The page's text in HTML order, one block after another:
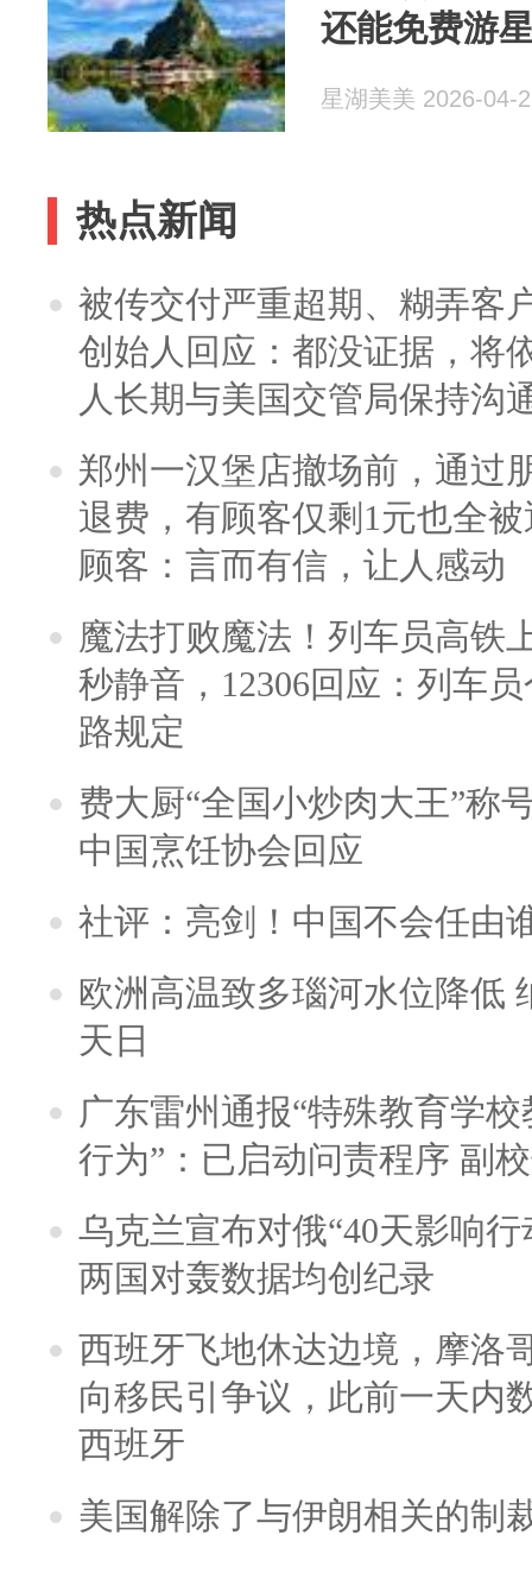
还能免费游
星湖美美 2026-04-
热点新闻
被传交付严重超期、糊弄客
创始人回应：都没证据，将
人长期与美国交管局保持沟
郑州一汉堡店撤场前，通过
退费，有顾客仅剩1元也全
顾客：言而有信，让人感动
魔法打败魔法！列车员高铁
秒静音，12306回应：列车
路规定
费大厨“全国小炒肉大王”称
中国烹饪协会回应
社评：亮剑！中国不会任由
欧洲高温致多瑙河水位降低
天日
广东雷州通报“特殊教育学
行为”：已启动问责程序 副
乌克兰宣布对俄“40天影响
两国对轰数据均创纪录
西班牙飞地休达边境，摩洛
向移民引争议，此前一天内
西班牙
美国解除了与伊朗相关的制